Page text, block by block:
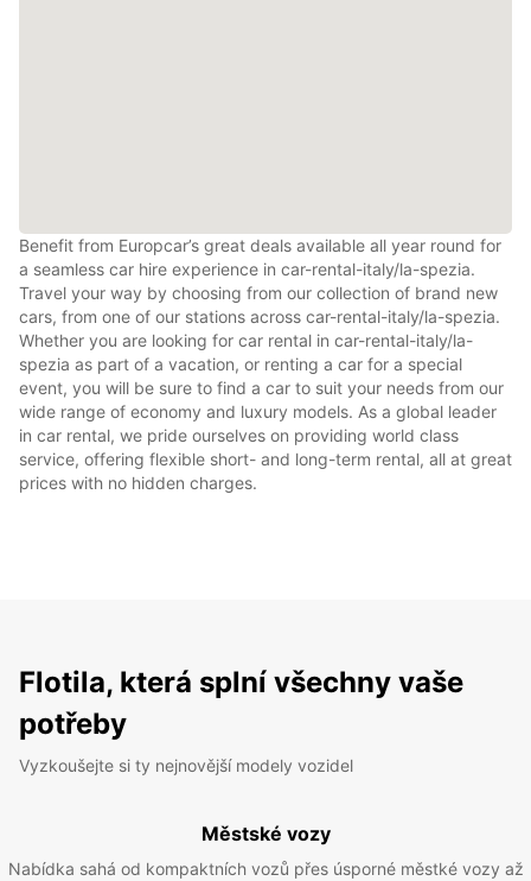
Benefit from Europcar’s great deals available all year round for
a seamless car hire experience in car-rental-italy/la-spezia.
Travel your way by choosing from our collection of brand new
cars, from one of our stations across car-rental-italy/la-spezia.
Whether you are looking for car rental in car-rental-italy/la-
spezia as part of a vacation, or renting a car for a special
event, you will be sure to find a car to suit your needs from our
wide range of economy and luxury models. As a global leader
in car rental, we pride ourselves on providing world class
service, offering flexible short- and long-term rental, all at great
prices with no hidden charges.
Flotila, která splní všechny vaše
potřeby
Vyzkoušejte si ty nejnovější modely vozidel
Městské vozy
Nabídka sahá od kompaktních vozů přes úsporné městké vozy až